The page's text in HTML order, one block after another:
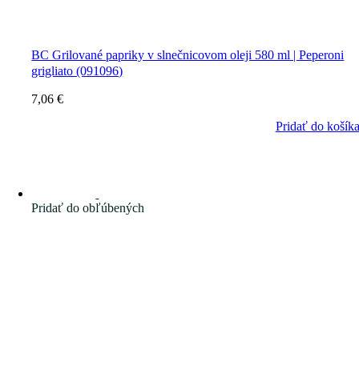
BC Grilované papriky v slnečnicovom oleji 580 ml | Peperoni
grigliato (091096)
7,06€
Pridať do košíka
Pridať do obľúbených